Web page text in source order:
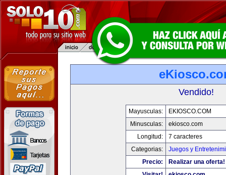
Vendido!
Mayusculas:
EKIOSCO.COM
Minusculas:
ekiosco.com
Longitud:
7 caracteres
Categorias:
Juegos y
Precio:
Realizar una oferta!